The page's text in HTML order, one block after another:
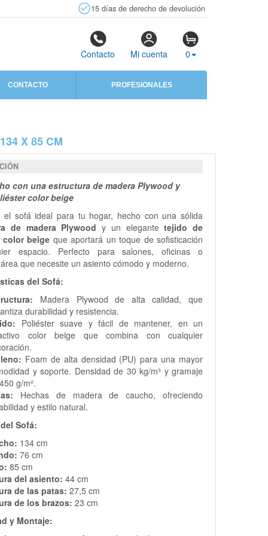
15 días de derecho de devolución
Contacto Mi cuenta 0
CONTACTO PROFESIONALES
X 85 CM
con una estructura de madera Plywood y
color beige
el sofá ideal para tu hogar, hecho con una sólida
de madera Plywood y un elegantetejido de
beige que aportará un toque de sofisticación
espacio. Perfecto para salones, oficinas o
que necesite un asiento cómodo y moderno.
del Sofá:
Madera Plywood de alta calidad, que
durabilidad y resistencia.
Poliéster suave y fácil de mantener, en un
color beige que combina con cualquier
Foam de alta densidad (PU) para una mayor
y soporte. Densidad de 30 kg/m³ y gramaje
g/m².
Hechas de madera de caucho, ofreciendo
y estilo natural.
Sofá:
134 cm
76 cm
85 cm
del asiento: 44 cm
de las patas: 27,5 cm
de los brazos: 23 cm
y Montaje: